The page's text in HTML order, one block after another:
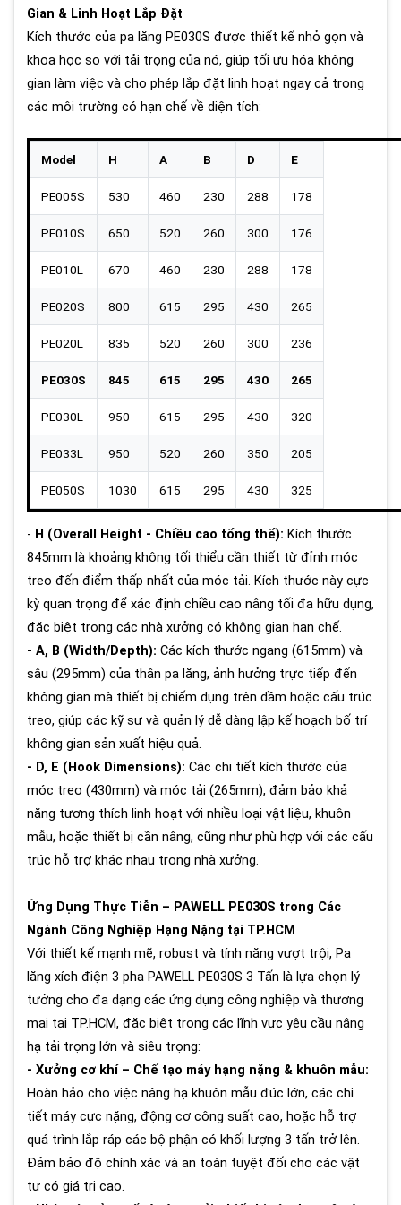
Gian & Linh Hoạt Lắp Đặt
Kích thước của pa lăng PE030S được thiết kế nhỏ gọn và
khoa học so với tải trọng của nó, giúp tối ưu hóa không
gian làm việc và cho phép lắp đặt linh hoạt ngay cả trong
các môi trường có hạn chế về diện tích:
Model H A B D E
PE005S 530 460 230 288 178
PE010S 650 520 260 300 176
PE010L 670 460 230 288 178
PE020S 800 615 295 430 265
PE020L 835 520 260 300 236
PE030S 845 615 295 430 265
PE030L 950 615 295 430 320
PE033L 950 520 260 350 205
PE050S 1030 615 295 430 325
- H (Overall Height - Chiều cao tổng thể): Kích thước
845mm là khoảng không tối thiểu cần thiết từ đỉnh móc
treo đến điểm thấp nhất của móc tải. Kích thước này cực
kỳ quan trọng để xác định chiều cao nâng tối đa hữu dụng,
đặc biệt trong các nhà xưởng có không gian hạn chế.
- A, B (Width/Depth): Các kích thước ngang (615mm) và
sâu (295mm) của thân pa lăng, ảnh hưởng trực tiếp đến
không gian mà thiết bị chiếm dụng trên dầm hoặc cấu trúc
treo, giúp các kỹ sư và quản lý dễ dàng lập kế hoạch bố trí
không gian sản xuất hiệu quả.
- D, E (Hook Dimensions): Các chi tiết kích thước của
móc treo (430mm) và móc tải (265mm), đảm bảo khả
năng tương thích linh hoạt với nhiều loại vật liệu, khuôn
mẫu, hoặc thiết bị cần nâng, cũng như phù hợp với các cấu
trúc hỗ trợ khác nhau trong nhà xưởng.
Ứng Dụng Thực Tiễn – PAWELL PE030S trong Các
Ngành Công Nghiệp Hạng Nặng tại TP.HCM
Với thiết kế mạnh mẽ, robust và tính năng vượt trội, Pa
lăng xích điện 3 pha PAWELL PE030S 3 Tấn là lựa chọn lý
tưởng cho đa dạng các ứng dụng công nghiệp và thương
mại tại TP.HCM, đặc biệt trong các lĩnh vực yêu cầu nâng
hạ tải trọng lớn và siêu trọng:
- Xưởng cơ khí – Chế tạo máy hạng nặng & khuôn mẫu:
Hoàn hảo cho việc nâng hạ khuôn mẫu đúc lớn, các chi
tiết máy cực nặng, động cơ công suất cao, hoặc hỗ trợ
quá trình lắp ráp các bộ phận có khối lượng 3 tấn trở lên.
Đảm bảo độ chính xác và an toàn tuyệt đối cho các vật
tư có giá trị cao.